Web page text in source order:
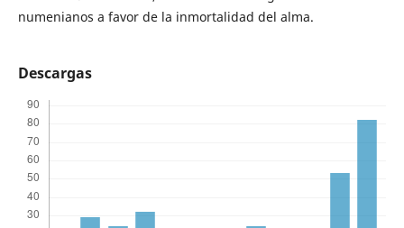
numenianos a favor de la inmortalidad del alma.
Descargas